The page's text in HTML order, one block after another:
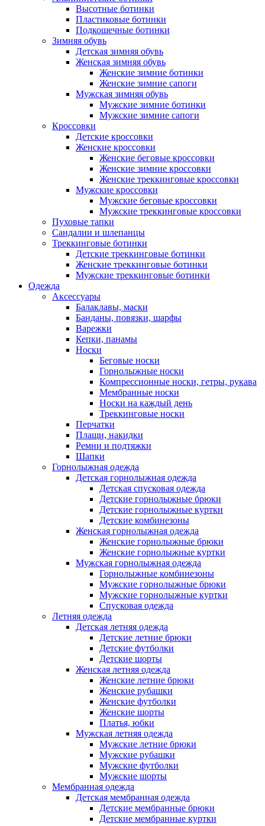
Высотные ботинки
Пластиковые ботинки
Подкошечные ботинки
Зимняя обувь
Детская зимняя обувь
Женская зимняя обувь
Женские зимние ботинки
Женские зимние сапоги
Мужская зимняя обувь
Мужские зимние ботинки
Мужские зимние сапоги
Кроссовки
Детские кроссовки
Женские кроссовки
Женские беговые кроссовки
Женские зимние кроссовки
Женские треккинговые кроссовки
Мужские кроссовки
Мужские беговые кроссовки
Мужские треккинговые кроссовки
Пуховые тапки
Сандалии и шлепанцы
Треккинговые ботинки
Детские треккинговые ботинки
Женские треккинговые ботинки
Мужские треккинговые ботинки
Одежда
Аксессуары
Балаклавы, маски
Банданы, повязки, шарфы
Варежки
Кепки, панамы
Носки
Беговые носки
Горнолыжные носки
Компрессионные носки, гетры, рукава
Мембранные носки
Носки на каждый день
Треккинговые носки
Перчатки
Плащи, накидки
Ремни и подтяжки
Шапки
Горнолыжная одежда
Детская горнолыжная одежда
Детская спусковая одежда
Детские горнолыжные брюки
Детские горнолыжные куртки
Детские комбинезоны
Женская горнолыжная одежда
Женские горнолыжные брюки
Женские горнолыжные куртки
Мужская горнолыжная одежда
Горнолыжные комбинезоны
Мужские горнолыжные брюки
Мужские горнолыжные куртки
Спусковая одежда
Летняя одежда
Детская летняя одежда
Детские летние брюки
Детские футболки
Детские шорты
Женская летняя одежда
Женские летние брюки
Женские рубашки
Женские футболки
Женские шорты
Платья, юбки
Мужская летняя одежда
Мужские летние брюки
Мужские рубашки
Мужские футболки
Мужские шорты
Мембранная одежда
Детская мембранная одежда
Детские мембранные брюки
Детские мембранные куртки